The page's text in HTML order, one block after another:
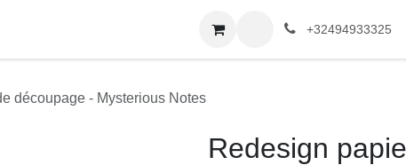
Qui sommes-nous ? +32494933325
découpage - Mysterious Notes
Redesign